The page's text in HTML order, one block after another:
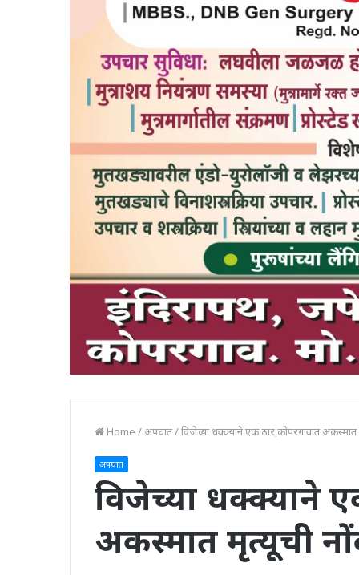
Home / अपघात/विजेच्या धक्क्याने एक ठार,कोपरगावात अकस्मात
अपघात
विजेच्या धक्क्याने
अकस्मात मृत्यूची